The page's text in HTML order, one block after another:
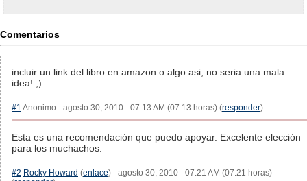
Comentarios
incluir un link del libro en amazon o algo asi, no seria una mala
idea! ;)
#1 Anonimo - agosto 30, 2010 - 07:13 AM (07:13 horas) (responder)
Esta es una recomendación que puedo apoyar. Excelente elección
para los muchachos.
#2 Rocky Howard (enlace) - agosto 30, 2010 - 07:21 AM (07:21 horas)